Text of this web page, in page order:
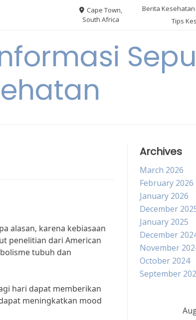
Cape Town,
South Africa
Berita Kesehatan
Tips
Informasi
alasan, karena kebiasaan
penelitian dari American
tubuh dan
hari dapat memberikan
meningkatkan mood
Archives
March 2026
February 2026
January 2026
December
January 2025
December
November
October 2024
September